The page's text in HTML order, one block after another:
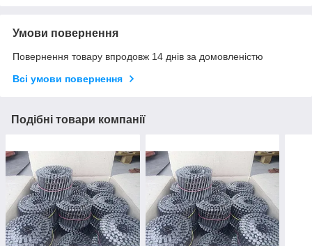
Умови повернення
Повернення товару впродовж 14 днів за домовленістю
Всі умови повернення
Подібні товари компанії